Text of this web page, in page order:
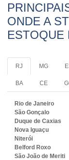
ONDE A
ESTOQUE
RJ MG
BA CE
Rio de Janeiro
São Gonçalo
Duque de Caxias
Nova Iguaçu
Niterói
Belford Roxo
São João de Meriti